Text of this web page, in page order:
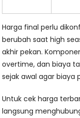
Harga final perlu
berubah saat high
akhir pekan.
overtime, dan biaya
sejak awal agar biaya
Untuk cek harga
langsung